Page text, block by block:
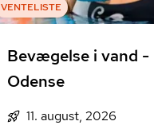
VENTELISTE
Bevægelse i vand -
Odense
11. august, 2026